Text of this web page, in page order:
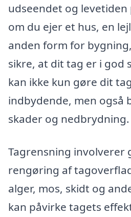
udseendet og
om du ejer et hus, en
anden form for
sikre, at dit tag er i god
kan ikke kun gøre dit
indbydende, men også
skader og nedbrydning.
Tagrensning involverer
rengøring af
alger, mos, skidt og
kan påvirke tagets